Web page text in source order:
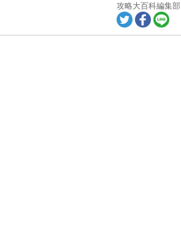
攻略大百科編集部